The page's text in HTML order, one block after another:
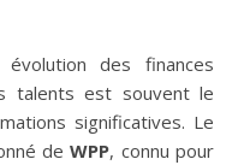
des finances
talents est souvent le
significatives. Le
deWPP, connu pour